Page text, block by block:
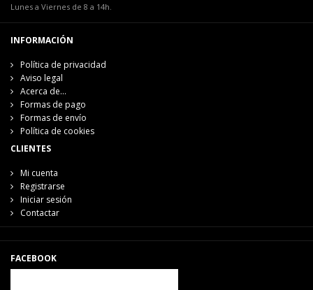
Lunes a Viernes de 8 a 14h.
INFORMACIÓN
Política de privacidad
Aviso legal
Acerca de...
Formas de pago
Formas de envío
Política de cookies
CLIENTES
Mi cuenta
Registrarse
Iniciar sesión
Contactar
FACEBOOK